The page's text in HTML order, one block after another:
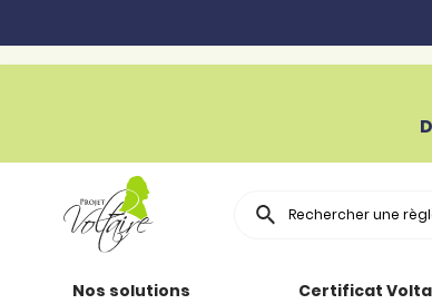
Rechercher
Nos solutions Certificat